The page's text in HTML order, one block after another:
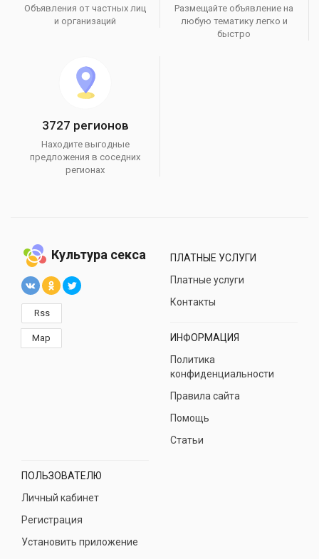
Объявления от частных лиц
и организаций
Размещайте объявление на
любую тематику легко и
быстро
3727 регионов
Находите выгодные
предложения в соседних
регионах
Культура секса
Rss
Map
ПЛАТНЫЕ УСЛУГИ
Платные услуги
Контакты
ИНФОРМАЦИЯ
Политика
конфиденциальности
Правила сайта
Помощь
Статьи
ПОЛЬЗОВАТЕЛЮ
Личный кабинет
Регистрация
Установить приложение